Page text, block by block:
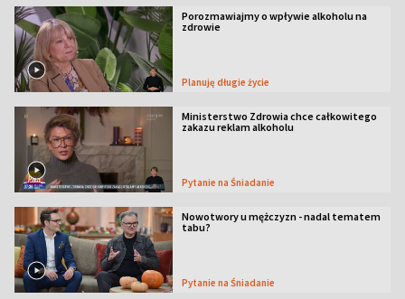
Porozmawiajmy o wpływie alkoholu na
zdrowie
Planuję długie życie
Ministerstwo Zdrowia chce całkowitego
zakazu reklam alkoholu
Pytanie na Śniadanie
Nowotwory u mężczyzn - nadal tematem
tabu?
Pytanie na Śniadanie